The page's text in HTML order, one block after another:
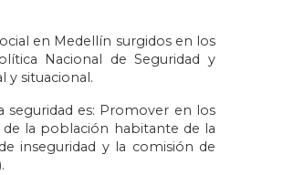
en Medellín surgidos en los
Nacional de Seguridad y
y situacional.
seguridad es: Promover en los
la población habitante de la
inseguridad y la comisión de